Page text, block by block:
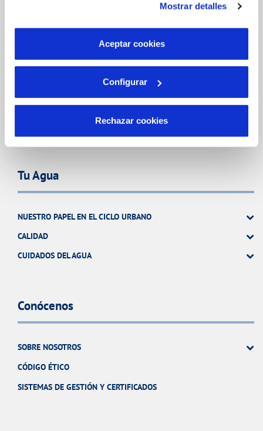
son indispensables para que el sitio web funcione y que
por tanto no se pueden desactivar. Puedes consultar
más información en nuestraPolítica de Cookies
Mostrar detalles
Aceptar cookies
Configurar
Rechazar cookies
Tu Servicio
FACTURAS Y PRECIOS
COMPROMISO DE SERVICIO
Tu Agua
NUESTRO PAPEL EN EL CICLO URBANO
CALIDAD
CUIDADOS DEL AGUA
Conócenos
SOBRE NOSOTROS
CÓDIGO ÉTICO
SISTEMAS DE GESTIÓN Y CERTIFICADOS